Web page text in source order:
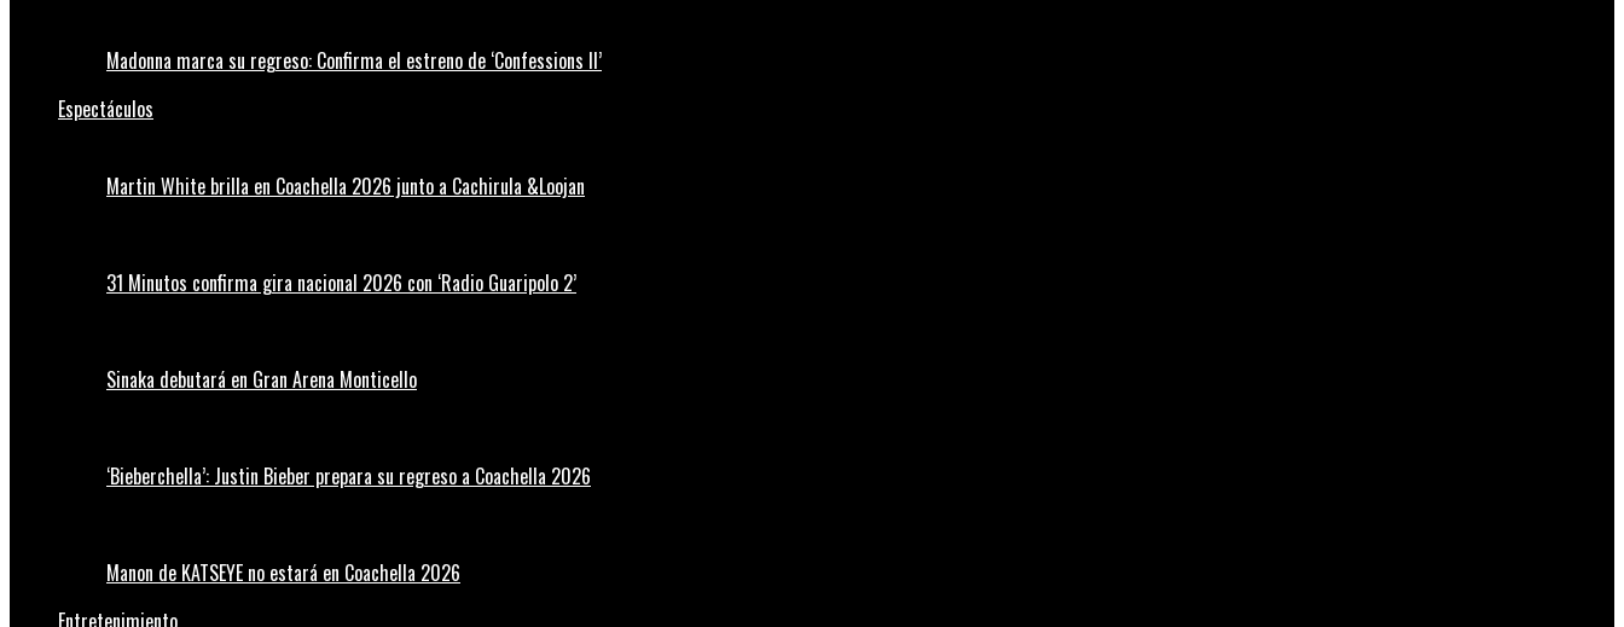
Madonna marca su regreso: Confirma el estreno de ‘Confessions II’
Espectáculos
Martin White brilla en Coachella 2026 junto a Cachirula &Loojan
31 Minutos confirma gira nacional 2026 con ‘Radio Guaripolo 2’
Sinaka debutará en Gran Arena Monticello
‘Bieberchella’: Justin Bieber prepara su regreso a Coachella 2026
Manon de KATSEYE no estará en Coachella 2026